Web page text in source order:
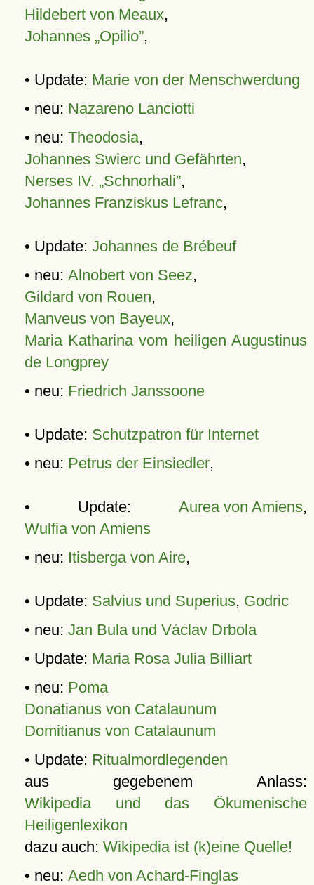
Hildebert von Meaux,
Johannes „Opilio”,
• Update: Marie von der Menschwerdung
• neu: Nazareno Lanciotti
• neu: Theodosia,
Johannes Swierc und Gefährten,
Nerses IV. „Schnorhali”,
Johannes Franziskus Lefranc,
• Update: Johannes de Brébeuf
• neu: Alnobert von Seez,
Gildard von Rouen,
Manveus von Bayeux,
Maria Katharina vom heiligen Augustinus
de Longprey
• neu: Friedrich Janssoone
• Update: Schutzpatron für Internet
• neu: Petrus der Einsiedler,
• Update: Aurea von Amiens,
Wulfia von Amiens
• neu: Itisberga von Aire,
• Update: Salvius und Superius, Godric
• neu: Jan Bula und Václav Drbola
• Update: Maria Rosa Julia Billiart
• neu: Poma
Donatianus von Catalaunum
Domitianus von Catalaunum
• Update: Ritualmordlegenden
aus gegebenem Anlass:
Wikipedia und das Ökumenische
Heiligenlexikon
dazu auch: Wikipedia ist (k)eine Quelle!
• neu: Aedh von Achard-Finglas